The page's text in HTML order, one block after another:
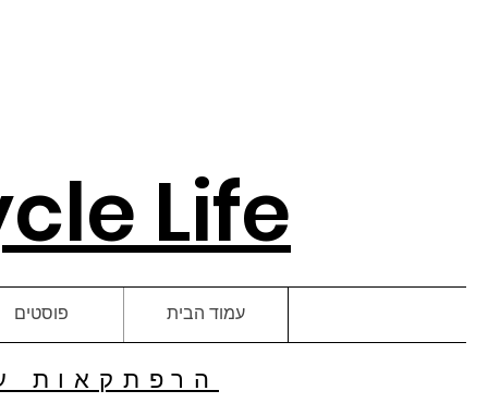
Life
פוסטים עמוד הבית
הרפתקאות